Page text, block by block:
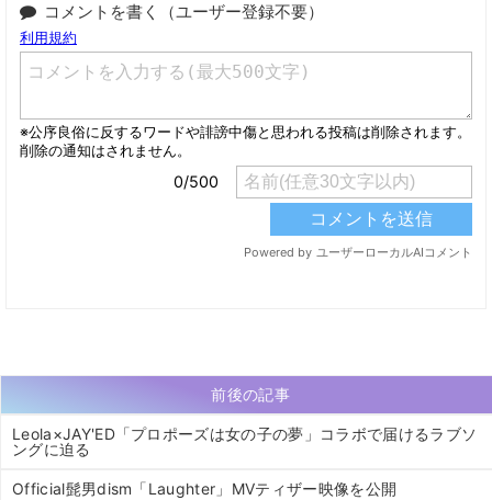
コメントを書く（ユーザー登録不要）
前後の記事
Leola×JAY'ED「プロポーズは女の子の夢」コラボで届けるラブソ
ングに迫る
Official髭男dism「Laughter」MVティザー映像を公開